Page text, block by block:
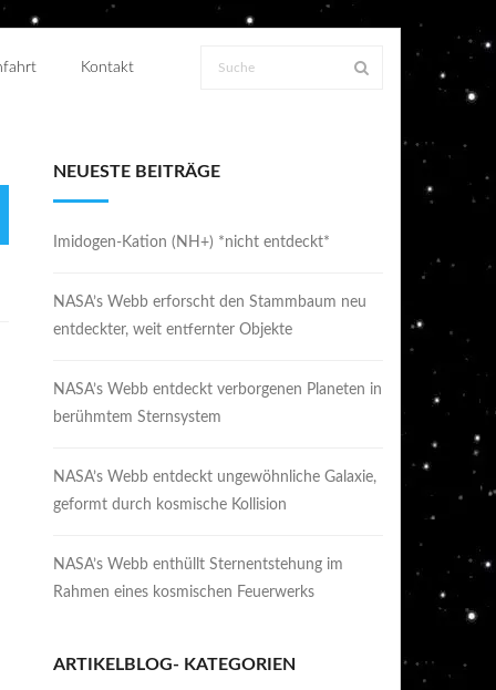
Kontakt
NEUESTE BEITRÄGE
Imidogen-Kation (NH+) *nicht entdeckt*
NASA’s Webb erforscht den Stammbaum neu
entdeckter, weit entfernter Objekte
NASA’s Webb entdeckt verborgenen Planeten in
berühmtem Sternsystem
NASA’s Webb entdeckt ungewöhnliche Galaxie,
geformt durch kosmische Kollision
NASA’s Webb enthüllt Sternentstehung im
Rahmen eines kosmischen Feuerwerks
ARTIKELBLOG- KATEGORIEN